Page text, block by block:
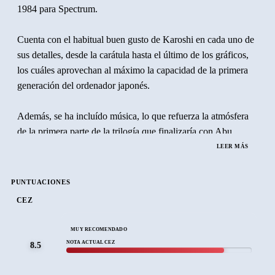
1984 para Spectrum.
Cuenta con el habitual buen gusto de Karoshi en cada uno de
sus detalles, desde la carátula hasta el último de los gráficos,
los cuáles aprovechan al máximo la capacidad de la primera
generación del ordenador japonés.
Además, se ha incluído música, lo que refuerza la atmósfera
de la primera parte de la trilogía que finalizaría con Abu
Si sois fans de los juegos de
LEER MÁS
PUNTUACIONES
CEZ
8.5
MUY RECOMENDADO
NOTA ACTUAL CEZ